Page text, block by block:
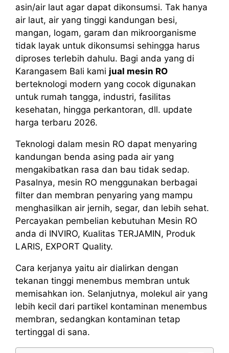
asin/air laut agar dapat dikonsumsi. Tak hanya
air laut, air yang tinggi kandungan besi,
mangan, logam, garam dan mikroorganisme
tidak layak untuk dikonsumsi sehingga harus
diproses terlebih dahulu. Bagi anda yang di
Karangasem Bali kami jual mesin RO
berteknologi modern yang cocok digunakan
untuk rumah tangga, industri, fasilitas
kesehatan, hingga perkantoran, dll. update
harga terbaru 2026.
Teknologi dalam mesin RO dapat menyaring
kandungan benda asing pada air yang
mengakibatkan rasa dan bau tidak sedap.
Pasalnya, mesin RO menggunakan berbagai
filter dan membran penyaring yang mampu
menghasilkan air jernih, segar, dan lebih sehat.
Percayakan pembelian kebutuhan Mesin RO
anda di INVIRO, Kualitas TERJAMIN, Produk
LARIS, EXPORT Quality.
Cara kerjanya yaitu air dialirkan dengan
tekanan tinggi menembus membran untuk
memisahkan ion. Selanjutnya, molekul air yang
lebih kecil dari partikel kontaminan menembus
membran, sedangkan kontaminan tetap
tertinggal di sana.